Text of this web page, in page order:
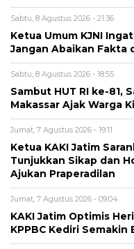
Sabtu, 8 Agustus 2026 - 21:36
Ketua Umum KJNI
Jangan Abaikan Fakta
Sabtu, 8 Agustus 2026 - 18:55
Sambut HUT RI ke-81,
Makassar Ajak Warga
Jumat, 7 Agustus 2026 - 19:11
Ketua KAKI Jatim
Tunjukkan Sikap dan
Ajukan Praperadilan
Jumat, 7 Agustus 2026 - 09:04
KAKI Jatim Optimis
KPPBC Kediri